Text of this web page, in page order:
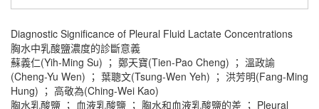
Diagnostic Significance of Pleural Fluid Lactate Concentrations
胸水中乳酸鹽濃度的診斷意義
蘇義仁(Yih-Ming Su) ； 鄭天寶(Tien-Pao Cheng) ； 溫政諭
(Cheng-Yu Wen) ； 葉聰文(Tsung-Wen Yeh) ； 洪芳明(Fang-Ming
Hung) ； 高敬為(Ching-Wei Kao)
胸水乳酸鹽 ； 血液乳酸鹽 ； 胸水和血液乳酸鹽的差 ； Pleural